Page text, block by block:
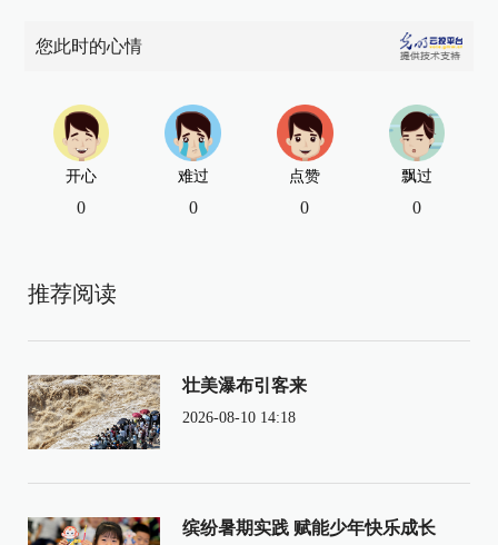
您此时的心情
开心
0
难过
0
点赞
0
飘过
0
推荐阅读
壮美瀑布引客来
2026-08-10 14:18
缤纷暑期实践 赋能少年快乐成长